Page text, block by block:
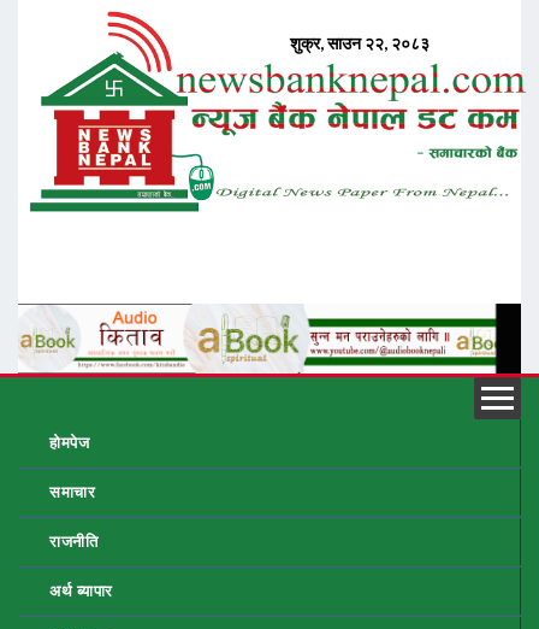
होमपेज
समाचार
राजनीति
अर्थ ब्यापार